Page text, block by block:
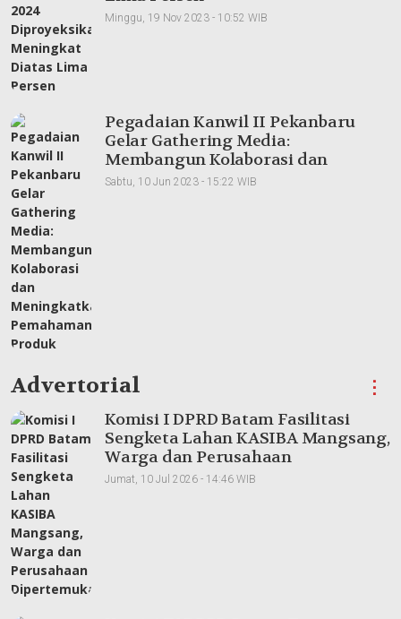
Minggu, 19 Nov 2023 - 10:52 WIB
Pegadaian Kanwil II Pekanbaru
Gelar Gathering Media:
Membangun Kolaborasi dan
Meningkatkan Pemahaman Produk
Sabtu, 10 Jun 2023 - 15:22 WIB
Advertorial ⋮
Komisi I DPRD Batam Fasilitasi
Sengketa Lahan KASIBA Mangsang,
Warga dan Perusahaan
Dipertemukan
Jumat, 10 Jul 2026 - 14:46 WIB